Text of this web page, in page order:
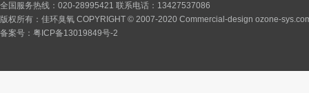
全国服务热线：020-28995421 联系电话：13427537086
版权所有：佳环臭氧 COPYRIGHT © 2007-2020 Commercial-design ozone-
备案号： 粤ICP备13019849号-2